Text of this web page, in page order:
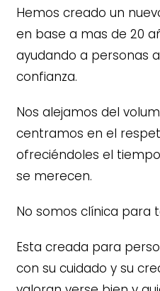
Hemos creado un
en base a mas de 20
ayudando a personas
confianza.
Nos alejamos del
centramos en el
ofreciéndoles el
se merecen.
No somos clínica para
Esta creada para
con su cuidado y su